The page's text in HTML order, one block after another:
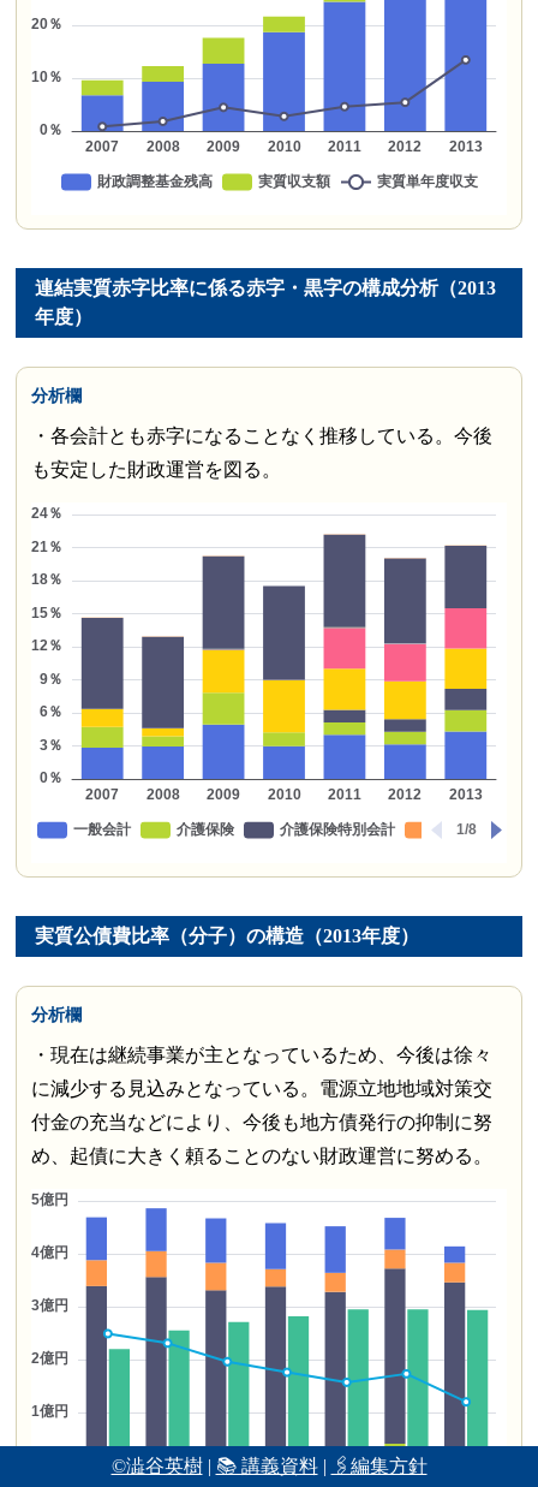
©澁谷英樹| 📚 講義資料| 🖇編集方針
連結実質赤字比率に係る赤字・黒字の構成分析（2013
年度）
分析欄
・各会計とも赤字になることなく推移している。今後
も安定した財政運営を図る。
実質公債費比率（分子）の構造（2013年度）
分析欄
・現在は継続事業が主となっているため、今後は徐々
に減少する見込みとなっている。電源立地地域対策交
付金の充当などにより、今後も地方債発行の抑制に努
め、起債に大きく頼ることのない財政運営に努める。